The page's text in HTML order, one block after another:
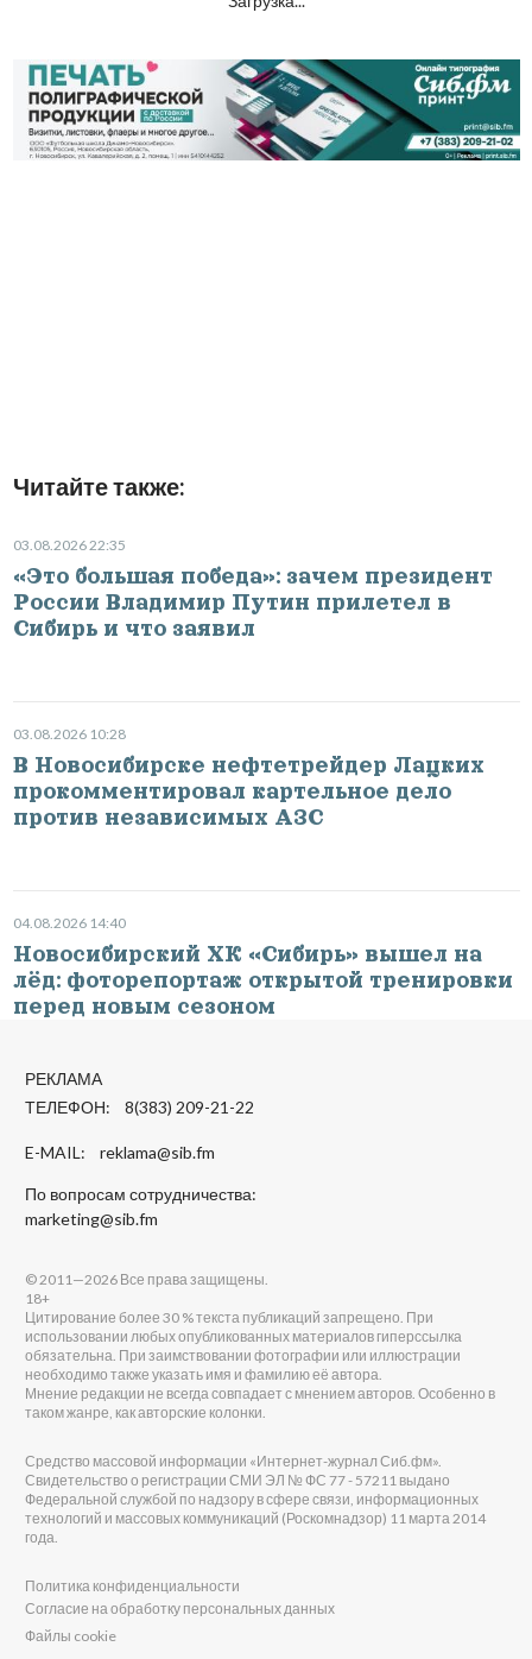
Читайте также:
03.08.2026 22:35
«Это большая победа»: зачем президент
России Владимир Путин прилетел в
Сибирь и что заявил
03.08.2026 10:28
В Новосибирске нефтетрейдер Лацких
прокомментировал картельное дело
против независимых АЗС
04.08.2026 14:40
Новосибирский ХК «Сибирь» вышел на
лёд: фоторепортаж открытой тренировки
перед новым сезоном
РЕКЛАМА
ТЕЛЕФОН: 8(383) 209-21-22
E-MAIL: reklama@sib.fm
По вопросам сотрудничества:
marketing@sib.fm
© 2011—2026 Все права защищены.
18+
Цитирование более 30 % текста публикаций запрещено. При
использовании любых опубликованных материалов гиперссылка
обязательна. При заимствовании фотографии или иллюстрации
необходимо также указать имя и фамилию её автора.
Мнение редакции не всегда совпадает с мнением авторов. Особенно в
таком жанре, как авторские колонки.
Средство массовой информации «Интернет-журнал Сиб.фм».
Свидетельство о регистрации СМИ ЭЛ № ФС 77 - 57211 выдано
Федеральной службой по надзору в сфере связи, информационных
технологий и массовых коммуникаций (Роскомнадзор) 11 марта 2014
года.
Политика конфиденциальности
Согласие на обработку персональных данных
Файлы cookie